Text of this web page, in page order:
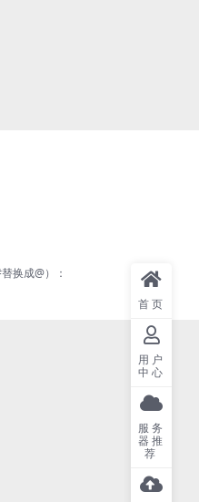
换成@）：
首页
用户
中心
服务
器推
荐